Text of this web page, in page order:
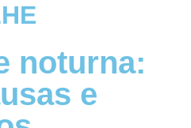
noturna:
e